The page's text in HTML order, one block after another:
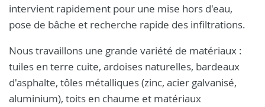
intervient rapidement pour une mise hors d'eau,
pose de bâche et recherche rapide des infiltrations.
Nous travaillons une grande variété de matériaux :
tuiles en terre cuite, ardoises naturelles, bardeaux
d'asphalte, tôles métalliques (zinc, acier galvanisé,
aluminium), toits en chaume et matériaux